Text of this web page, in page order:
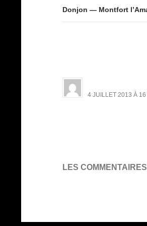
Donjon — Montfort
4 JUILLET 2013 À 16
LES